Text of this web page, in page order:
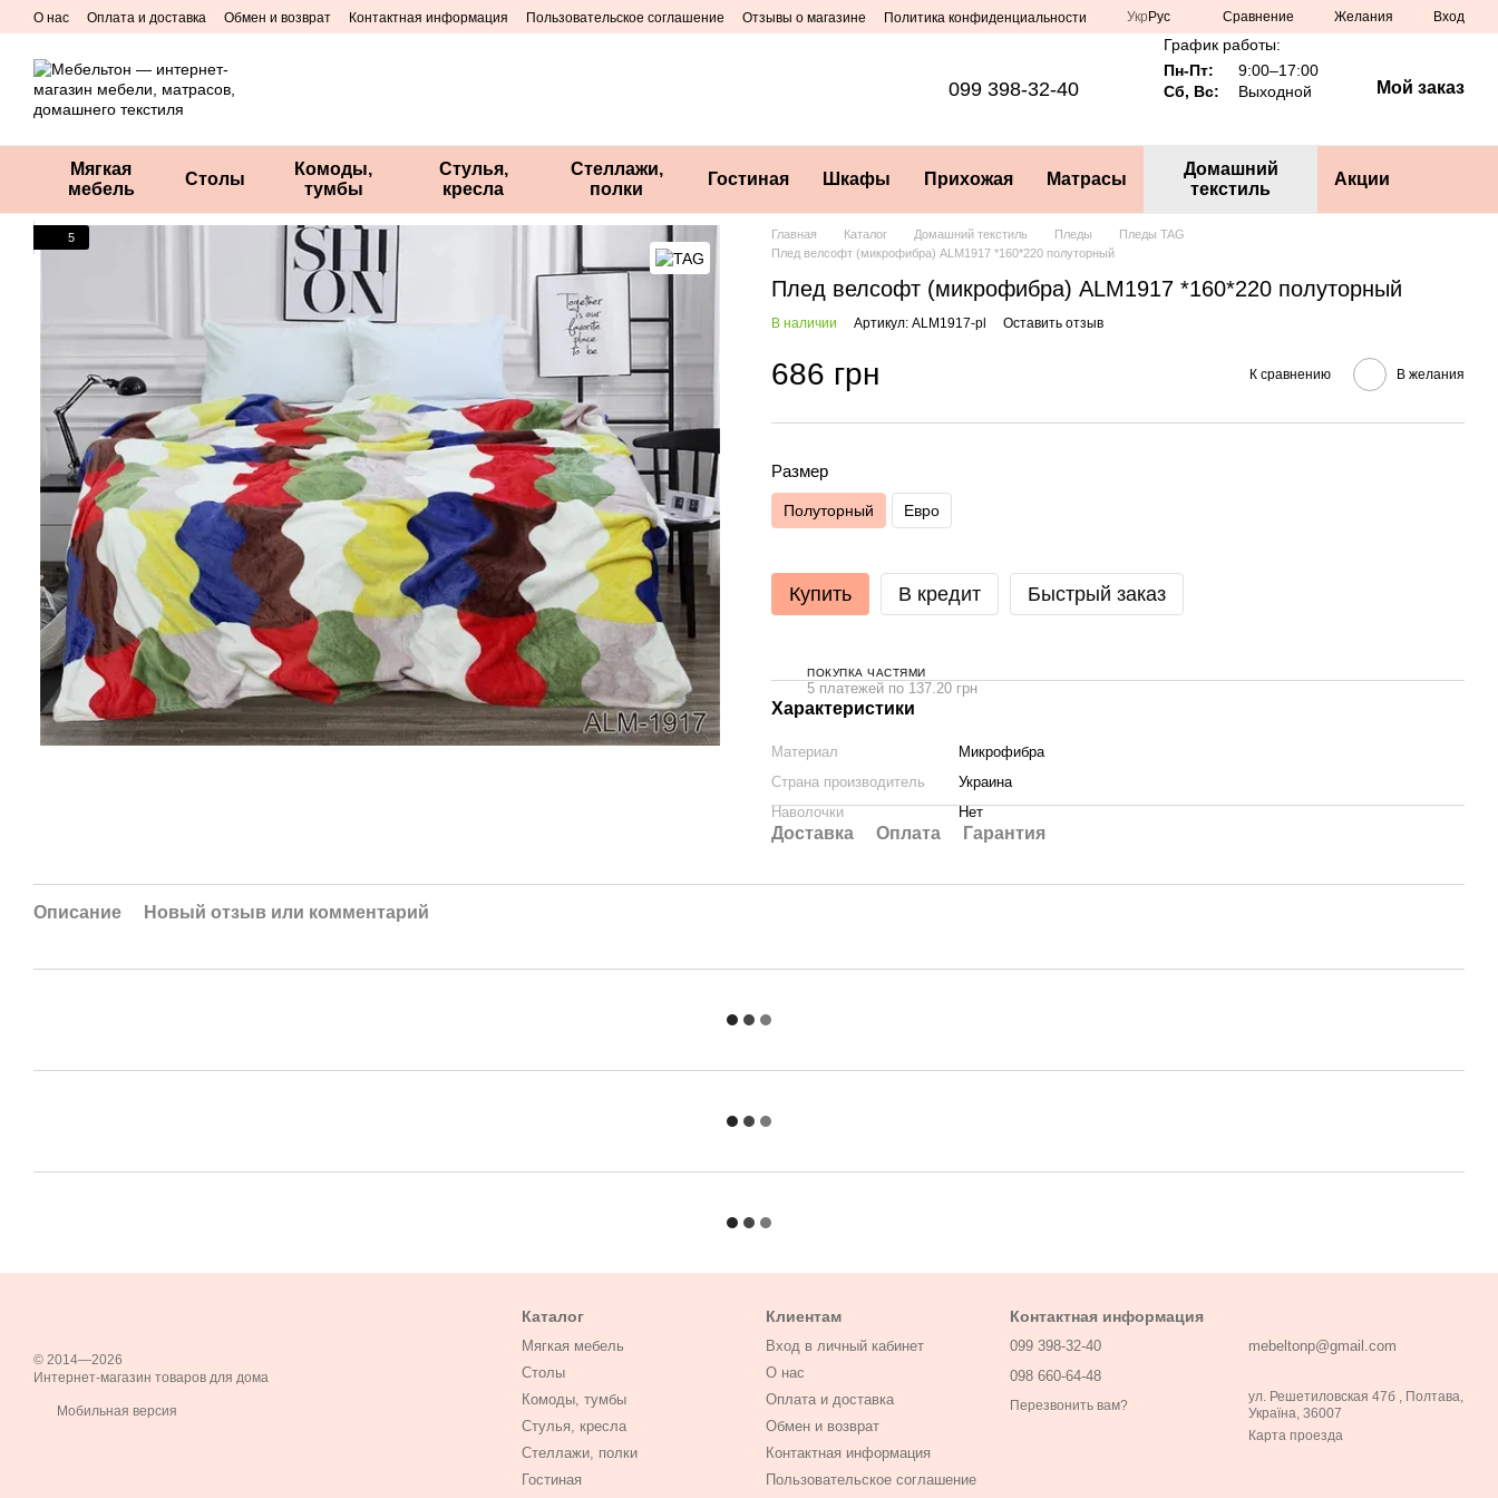
Перейти к основному контенту
О нас Оплата и доставка Обмен и возврат Контактная информация Пользовательское соглашение Отзывы о магазине Политика конфиденциальности Укр Рус Сравнение Желания Вход
099 398-32-40
График работы:
Пн-Пт:
9:00–17:00
Сб, Вс:
Выходной Мой заказ
Мягкая
мебель
Столы
Комоды,
тумбы
Стулья,
кресла
Стеллажи,
полки
Гостиная Шкафы Прихожая Матрасы
Домашний
текстиль
Акции
5 Главная Каталог Домашний текстиль Пледы
Пледы TAG
Плед велсофт (микрофибра) ALM1917 *160*220 полуторный
Плед велсофт (микрофибра) ALM1917 *160*220 полуторный
В наличии Артикул: ALM1917-pl Оставить отзыв
686 грн К сравнению В желания
Размер
Полуторный Евро
Купить В кредит Быстрый заказ
ПОКУПКА ЧАСТЯМИ
5 платежей по 137.20 грн
Характеристики
Материал
Микрофибра
Страна производитель
Украина
Наволочки
Нет
Доставка Оплата Гарантия
Описание Новый отзыв или комментарий
© 2014—2026
Интернет-магазин товаров для дома
Мобильная версия
Каталог
Мягкая мебель
Столы
Комоды, тумбы
Стулья, кресла
Стеллажи, полки
Гостиная
Клиентам
Вход в личный кабинет
О нас
Оплата и доставка
Обмен и возврат
Контактная информация
Пользовательское соглашение
Контактная информация
099 398-32-40
098 660-64-48
Перезвонить вам?
mebeltonp@gmail.com
ул. Решетиловская 47б , Полтава,
Україна, 36007
Карта проезда